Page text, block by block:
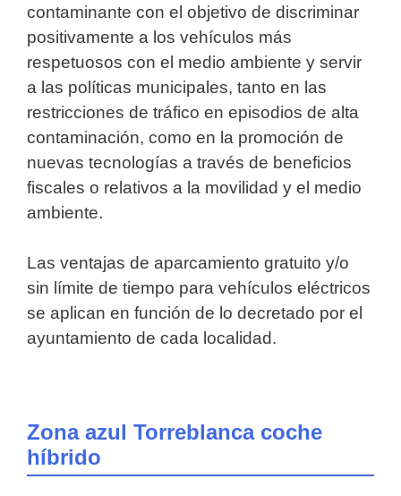
contaminante con el objetivo de discriminar
positivamente a los vehículos más
respetuosos con el medio ambiente y servir
a las políticas municipales, tanto en las
restricciones de tráfico en episodios de alta
contaminación, como en la promoción de
nuevas tecnologías a través de beneficios
fiscales o relativos a la movilidad y el medio
ambiente.
Las ventajas de aparcamiento gratuito y/o
sin límite de tiempo para vehículos eléctricos
se aplican en función de lo decretado por el
ayuntamiento de cada localidad.
Zona azul Torreblanca coche
híbrido